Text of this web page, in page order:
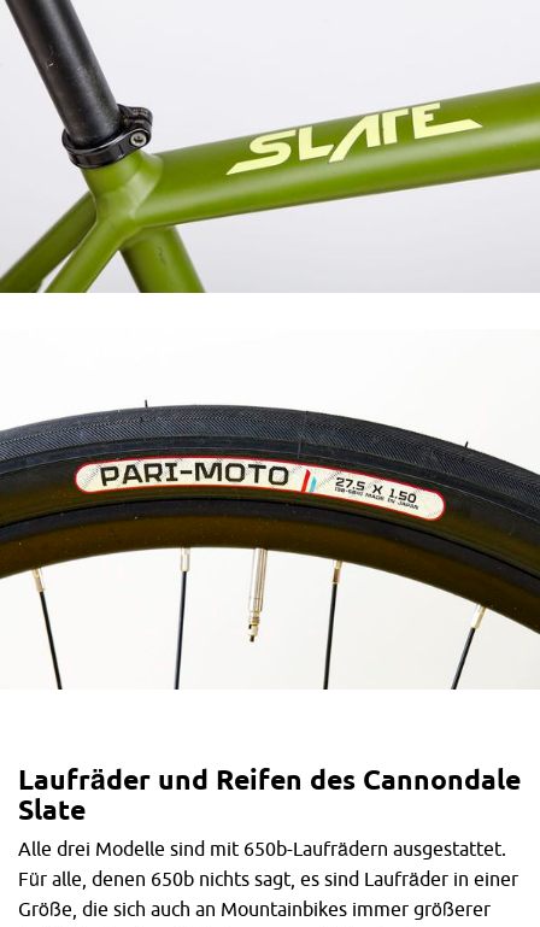
Laufräder und Reifen des Cannondale
Slate
Alle drei Modelle sind mit 650b-Laufrädern ausgestattet.
Für alle, denen 650b nichts sagt, es sind Laufräder in einer
Größe, die sich auch an Mountainbikes immer größerer